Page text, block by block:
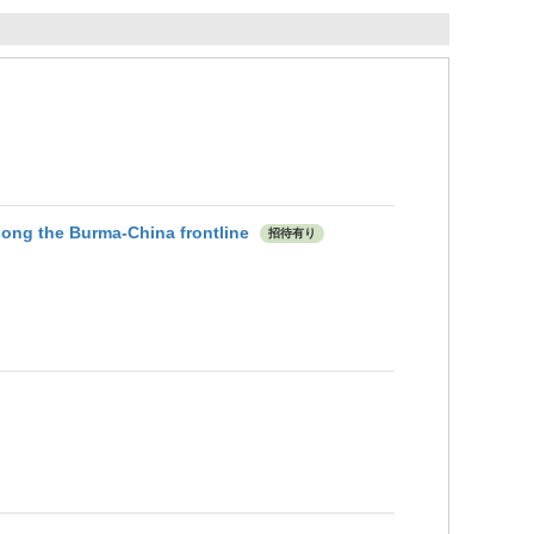
the Burma-China frontline
招待有り